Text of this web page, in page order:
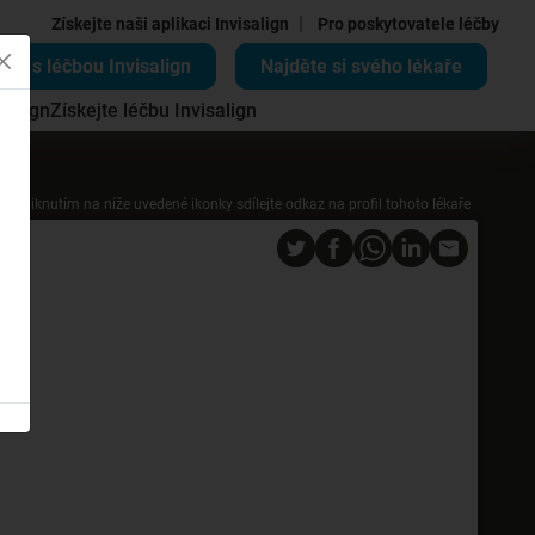
Získejte naši aplikaci Invisalign Pro poskytovatele léčby
s léčbou Invisalign
Najděte si svého lékaře
Získejte léčbu Invisalign
Kliknutím na níže uvedené ikonky sdílejte odkaz na profil tohoto lékaře